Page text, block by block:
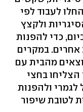
לעבוד לפי
ולקצץ
כדי להפנות
במקרים
מהבית עם
בחצי
ולהפנות
לטובת שיפור